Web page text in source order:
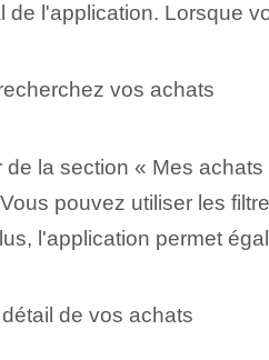
de l'application.⁤ Lorsque
vos achats
de la section « Mes
pouvez utiliser les
l'application permet
de vos achats